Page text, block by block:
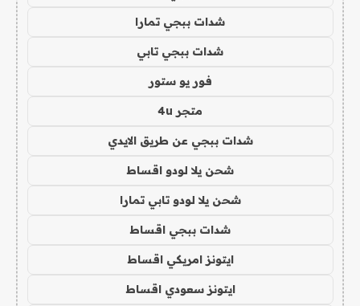
شدات ببجي تمارا
شدات ببجي تابي
فور يو ستور
متجر 4u
شدات ببجي عن طريق الايدي
شحن يلا لودو اقساط
شحن يلا لودو تابي تمارا
شدات ببجي اقساط
ايتونز امريكي اقساط
ايتونز سعودي اقساط